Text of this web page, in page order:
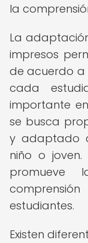
la
La
impresos
de acuerdo a
cada
importante
se busca
y adaptado
niño o
promueve
estudiantes.
Existen